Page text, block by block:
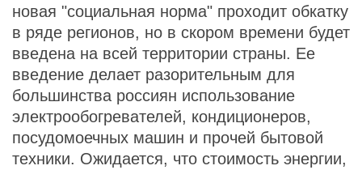
новая "социальная норма" проходит обкатку
в ряде регионов, но в скором времени будет
введена на всей территории страны. Ее
введение делает разорительным для
большинства россиян использование
электрообогревателей, кондиционеров,
посудомоечных машин и прочей бытовой
техники. Ожидается, что стоимость энергии,